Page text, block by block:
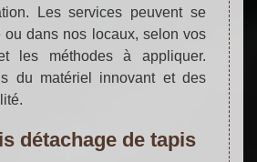
Les services peuvent se
ou dans nos locaux, selon vos
les méthodes à appliquer.
du matériel innovant et des
détachage de tapis